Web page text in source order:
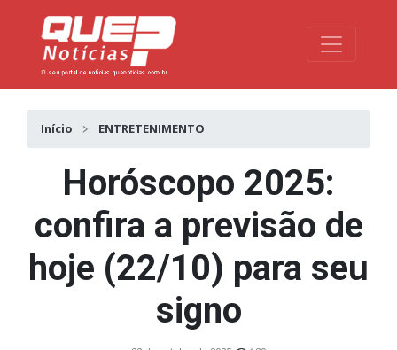
Toggle
Início ENTRETENIMENTO
Horóscopo 2025:
confira a previsão de
hoje (22/10) para seu
signo